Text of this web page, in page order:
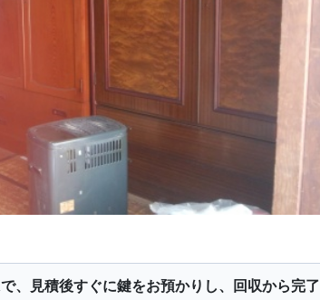
、見積後すぐに鍵をお預かりし、回収から完了